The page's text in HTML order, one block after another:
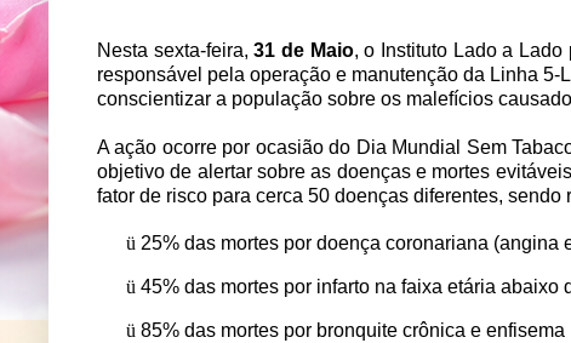
Nesta sexta-feira,31 de Maio, o Instituto Lado a
responsável pela operação e manutenção da Linha
conscientizar a população sobre os malefícios
A ação ocorre por ocasião do Dia Mundial Sem
objetivo de alertar sobre as doenças e mortes
fator de risco para cerca 50 doenças diferentes, sendo
ü 25% das mortes por doença coronariana (angina
ü 45% das mortes por infarto na faixa etária abaixo
ü 85% das mortes por bronquite crônica e enfisema